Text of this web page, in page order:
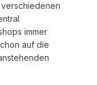
immer
auf die